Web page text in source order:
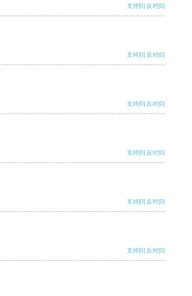
支持[0] 反对[0]
支持[0] 反对[0]
支持[0] 反对[0]
支持[0] 反对[0]
支持[0] 反对[0]
支持[0] 反对[0]